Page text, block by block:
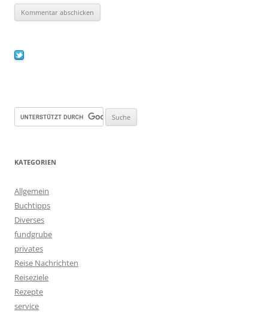
KATEGORIEN
Allgemein
Buchtipps
Diverses
fundgrube
privates
Reise Nachrichten
Reiseziele
Rezepte
service